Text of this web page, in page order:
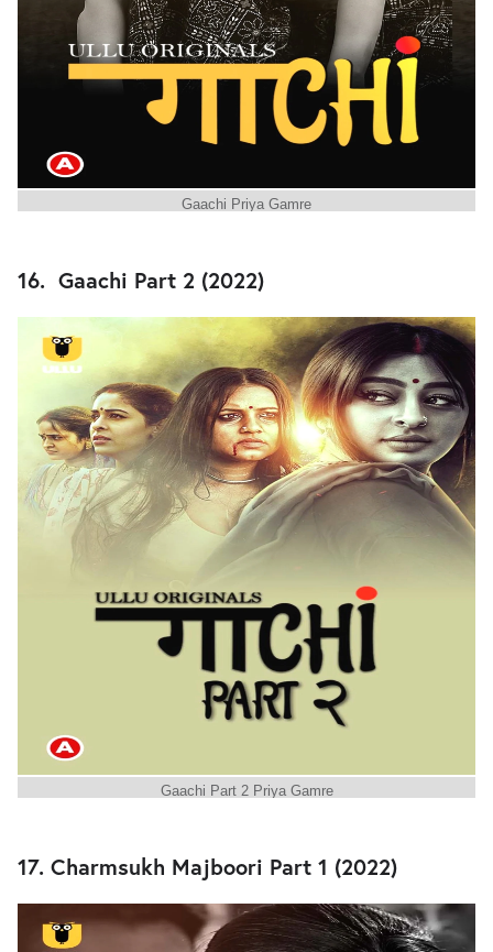
Gaachi Priya Gamre
16. Gaachi Part 2 (2022)
Gaachi Part 2 Priya Gamre
17. Charmsukh Majboori Part 1 (2022)